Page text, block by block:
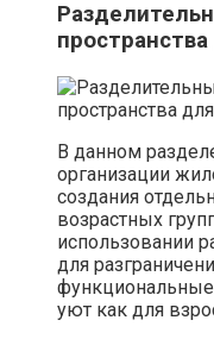
В данном
организации
создания
возрастных
использовании
для
уют как для